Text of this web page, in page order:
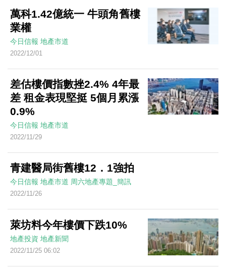
萬科1.42億統一 牛頭角舊樓
業權
今日信報 地產市道
2022/12/01
差估樓價指數挫2.4% 4年最
差 租金表現堅挺 5個月累漲
0.9%
今日信報 地產市道
2022/11/29
青建醫局街舊樓12．1強拍
今日信報 地產市道 周六地產專題_簡訊
2022/11/26
萊坊料今年樓價下跌10%
地產投資 地產新聞
2022/11/25 06:02